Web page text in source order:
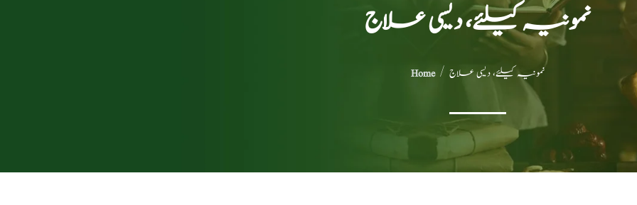
نمونیہ کیلئے، دیسی علاج
Home / نمونیہ کیلئے، دیسی علاج